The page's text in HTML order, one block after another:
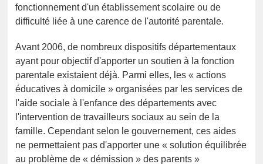
fonctionnement d'un établissement scolaire ou de
difficulté liée à une carence de l'autorité parentale.
Avant 2006, de nombreux dispositifs départementaux
ayant pour objectif d'apporter un soutien à la fonction
parentale existaient déjà. Parmi elles, les « actions
éducatives à domicile » organisées par les services de
l'aide sociale à l'enfance des départements avec
l'intervention de travailleurs sociaux au sein de la
famille. Cependant selon le gouvernement, ces aides
ne permettaient pas d'apporter une « solution équilibrée
au problème de « démission » des parents »